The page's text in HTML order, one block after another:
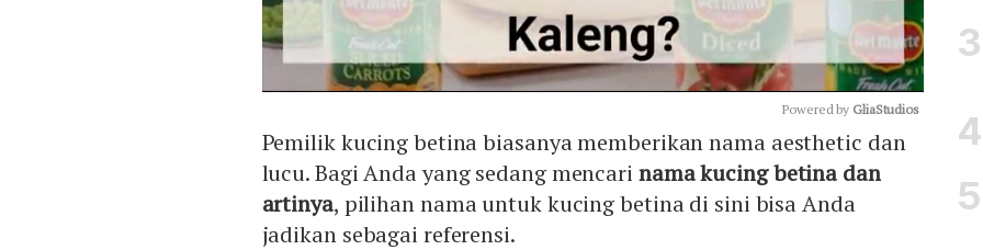
Mute
Powered by GliaStudios
Pemilik kucing betina biasanya memberikan nama aesthetic dan
lucu. Bagi Anda yang sedang mencari nama kucing betina dan
artinya, pilihan nama untuk kucing betina di sini bisa Anda
jadikan sebagai referensi.